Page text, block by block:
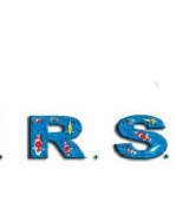
un filtre UVC